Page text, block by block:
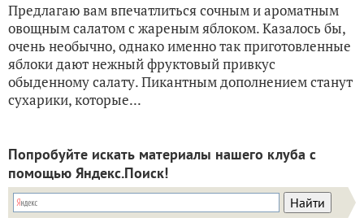
Предлагаю вам впечатлиться сочным и ароматным
овощным салатом с жареным яблоком. Казалось бы,
очень необычно, однако именно так приготовленные
яблоки дают нежный фруктовый привкус
обыденному салату. Пикантным дополнением станут
сухарики, которые...
Попробуйте искать материалы нашего клуба с
помощью Яндекс.Поиск!